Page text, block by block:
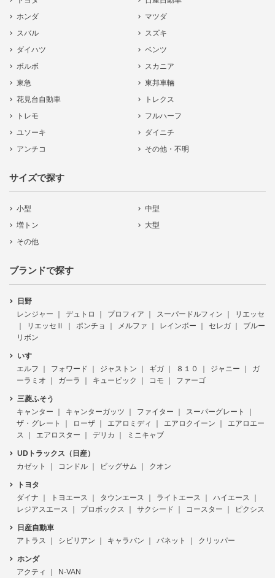
ホンダ
マツダ
スバル
スズキ
ダイハツ
ベンツ
ボルボ
スカニア
東急
東邦車輛
花見台自動車
トレクス
トレモ
フルハーフ
ユソーキ
ダイニチ
アンチコ
その他・不明
サイズで探す
小型
中型
増トン
大型
その他
ブランドで探す
日野
レンジャー
デュトロ プロフィア スーパードルフィン
リエッセ
リエッセⅡ
ポンチョ メルファ レインボー セレガ
ブルー
リボン
いすゞ
エルフ
フォワード ジャストン ギガ ８１０ ジャニー
ガ
ーラミオ
ガーラ キュービック コモ ファーゴ
三菱ふそう
キャンター
キャンターガッツ ファイター
スーパーグレート
ザ・グレート
ローザ エアロミディ エアロクイーン
エアロエー
ス
エアロスター デリカ ミニキャブ
UDトラックス（日産）
カゼット
コンドル ビッグサム クオン
トヨタ
ダイナ
トヨエース タウンエース ライトエース
ハイエース
レジアスエース
プロボックス サクシード コースター ピクシス
日産自動車
アトラス
シビリアン キャラバン バネット クリッパー
ホンダ
アクティ
N-VAN